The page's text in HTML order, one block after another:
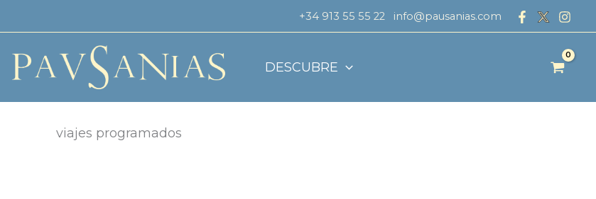
+34 913 55 55 22 info@pausanias.com
DESCUBRE
viajes programados